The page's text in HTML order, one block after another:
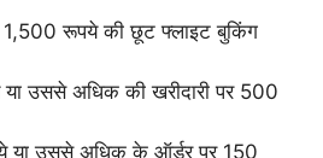
रूपये की छूट फ्लाइट बुकिंग
उससे अधिक की खरीदारी पर 500
उससे अधिक के ऑर्डर पर 150